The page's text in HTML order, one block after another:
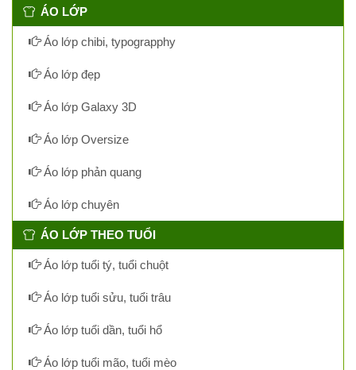
ÁO LỚP
Áo lớp chibi, typograpphy
Áo lớp đẹp
Áo lớp Galaxy 3D
Áo lớp Oversize
Áo lớp phản quang
Áo lớp chuyên
ÁO LỚP THEO TUỔI
Áo lớp tuổi tý, tuổi chuột
Áo lớp tuổi sửu, tuổi trâu
Áo lớp tuổi dần, tuổi hổ
Áo lớp tuổi mão, tuổi mèo